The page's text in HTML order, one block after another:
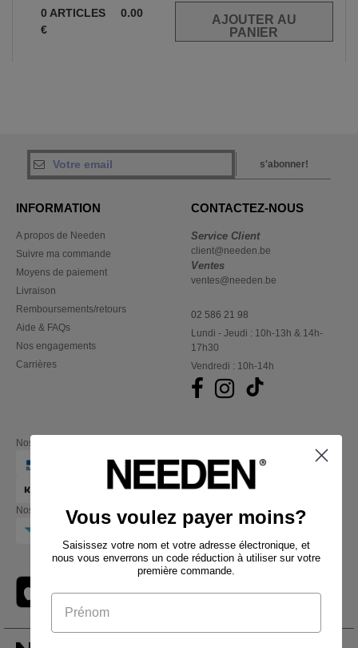
0 ARTICLES
0.00
€
s'abonner!
INFORMATION
A propos de Needen
Suivre ma commande
Moyens de paiement
Livraison
Remboursements/retours
Aide & FAQs
Nos engagements
Carrières
CONTACTEZ-NOUS
Service Client
client@needen.be
Ventes
ventes@needen.be
02 586 21 98
Lundi - Jeudi : 10h-13h & 14h-
17h30
Vendredi : 10h-14h
Nos partenaires financiers
Nos transporteursVous voulez payer moins?
Saisissez votre nom et votre adresse électronique, et
nous vous enverrons un code réduction à utiliser sur votre
première commande.